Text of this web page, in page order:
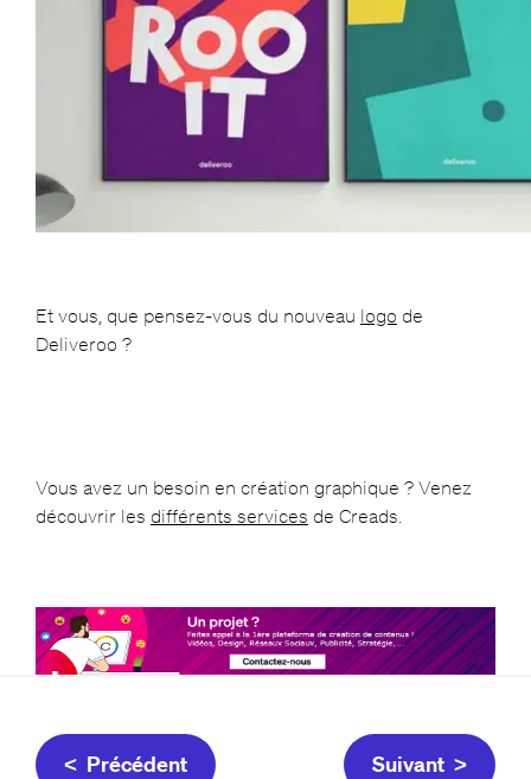
Et vous, que pensez-vous du nouveau logo de
Deliveroo ?
Vous avez un besoin en création graphique ? Venez
découvrir les différents services de Creads.
< Précédent Suivant >